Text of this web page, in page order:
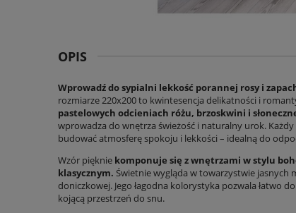
OPIS
Wprowadź do sypialni lekkość porannej rosy i
rozmiarze 220x200 to kwintesencja delikatności i
pastelowych odcieniach różu, brzoskwini i
wprowadza do wnętrza świeżość i naturalny urok.
budować atmosferę spokoju i lekkości – idealną do
Wzór pięknie komponuje się z wnętrzami w stylu
klasycznym. Świetnie wygląda w towarzystwie jasnych
doniczkowej. Jego łagodna kolorystyka pozwala łatwo
kojącą przestrzeń do snu.